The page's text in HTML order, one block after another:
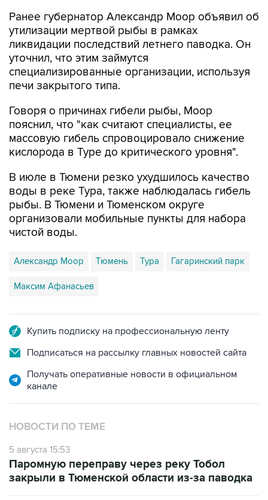
Ранее губернатор Александр Моор объявил об
утилизации мертвой рыбы в рамках
ликвидации последствий летнего паводка. Он
уточнил, что этим займутся
специализированные организации, используя
печи закрытого типа.
Говоря о причинах гибели рыбы, Моор
пояснил, что "как считают специалисты, ее
массовую гибель спровоцировало снижение
кислорода в Туре до критического уровня".
В июле в Тюмени резко ухудшилось качество
воды в реке Тура, также наблюдалась гибель
рыбы. В Тюмени и Тюменском округе
организовали мобильные пункты для набора
чистой воды.
Александр Моор Тюмень Тура Гагаринский парк
Максим Афанасьев
Купить подписку на профессиональную ленту
Подписаться на рассылку главных новостей сайта
Получать оперативные новости в официальном
канале
НОВОСТИ ПО ТЕМЕ
5 августа 15:53
Паромную переправу через реку Тобол
закрыли в Тюменской области из-за паводка